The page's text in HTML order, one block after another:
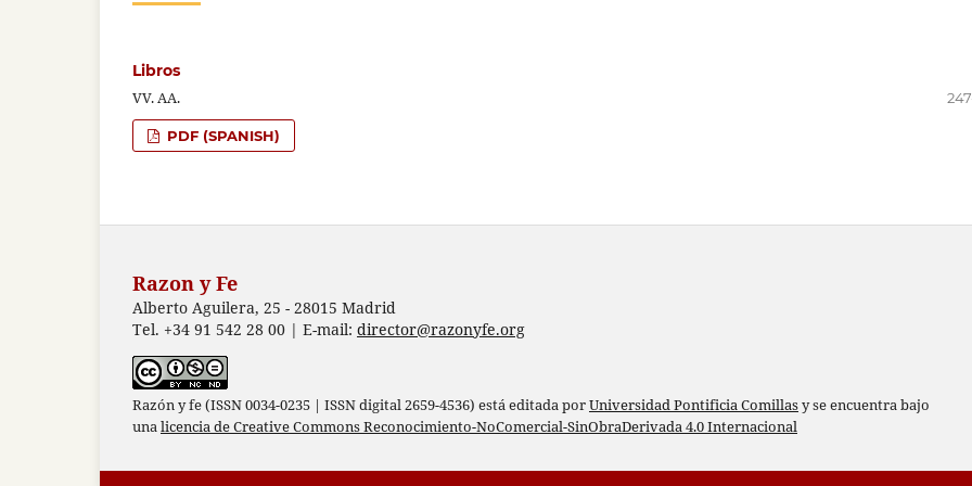
Libros
VV. AA.
PDF (SPANISH)
Razon y Fe
Alberto Aguilera, 25 - 28015 Madrid
Tel. +34 91 542 28 00 | E-mail: director@razonyfe.org
Razón y fe (ISSN 0034-0235 | ISSN digital 2659-4536) está editada porUniversidad Pontificia Comillasy se encuentra bajo
unalicencia de Creative Commons Reconocimiento-NoComercial-SinObraDerivada 4.0 Internacional